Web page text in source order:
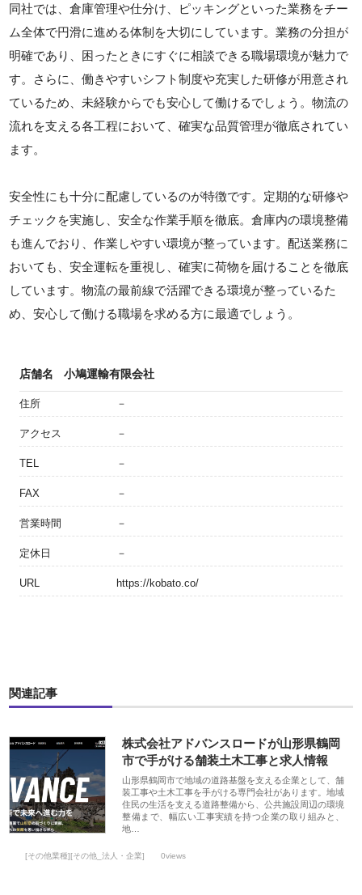
同社では、倉庫管理や仕分け、ピッキングといった業務をチー
ム全体で円滑に進める体制を大切にしています。業務の分担が
明確であり、困ったときにすぐに相談できる職場環境が魅力で
す。さらに、働きやすいシフト制度や充実した研修が用意され
ているため、未経験からでも安心して働けるでしょう。物流の
流れを支える各工程において、確実な品質管理が徹底されてい
ます。
安全性にも十分に配慮しているのが特徴です。定期的な研修や
チェックを実施し、安全な作業手順を徹底。倉庫内の環境整備
も進んでおり、作業しやすい環境が整っています。配送業務に
おいても、安全運転を重視し、確実に荷物を届けることを徹底
しています。物流の最前線で活躍できる環境が整っているた
め、安心して働ける職場を求める方に最適でしょう。
店舗名 小鳩運輸有限会社
住所 －
アクセス －
TEL －
FAX －
営業時間 －
定休日 －
URL https://kobato.co/
関連記事
株式会社アドバンスロードが山形県鶴岡
市で手がける舗装土木工事と求人情報
山形県鶴岡市で地域の道路基盤を支える企業として、舗
装工事や土木工事を手がける専門会社があります。地域
住民の生活を支える道路整備から、公共施設周辺の環境
整備まで、幅広い工事実績を持つ企業の取り組みと、
地…
[その他業種][その他_法人・企業] 0views